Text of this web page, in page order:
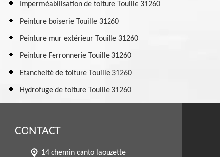
Imperméabilisation de toiture Touille 31260
Peinture boiserie Touille 31260
Peinture mur extérieur Touille 31260
Peinture Ferronnerie Touille 31260
Etancheité de toiture Touille 31260
Hydrofuge de toiture Touille 31260
CONTACT
14 chemin canto laouzette